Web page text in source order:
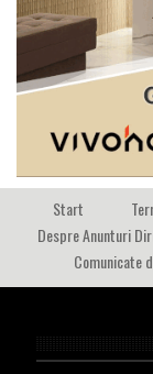
Start
Despre Anunturi
Comunicate